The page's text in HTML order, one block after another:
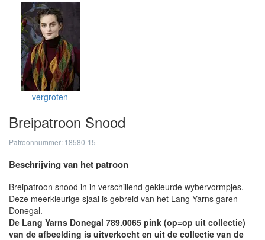
vergroten
Breipatroon Snood
Patroonnummer: 18580-15
Beschrijving van het patroon
Breipatroon snood in in verschillend gekleurde wybervormpjes.
Deze meerkleurige sjaal is gebreid van het Lang Yarns garen
Donegal.
De Lang Yarns Donegal 789.0065 pink (op=op uit collectie)
van de afbeelding is uitverkocht en uit de collectie van de